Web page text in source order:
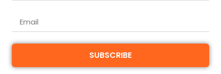
SUBSCRIBE